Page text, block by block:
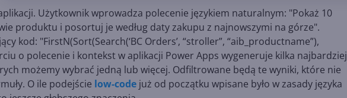
Użytkownik wprowadza polecenie językiem naturalnym: "Pokaż 10
produktu i posortuj je według daty zakupu z najnowszymi na górze".
kod: "FirstN(Sort(Search(‘BC Orders’, “stroller”, “aib_productname”),
o polecenie i kontekst w aplikacji Power Apps wygeneruje kilka najbardziej
możemy wybrać jedną lub więcej. Odfiltrowane będą te wyniki, które nie
O ile podejście low-code już od początku wpisane było w zasady języka